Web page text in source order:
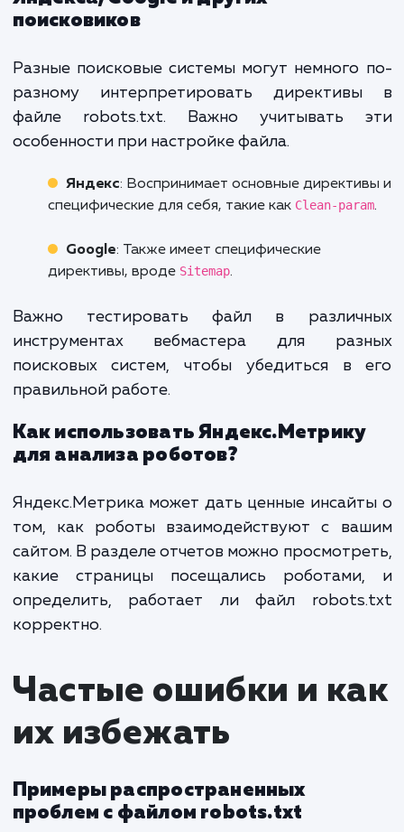
Синтаксические ошибки
неправильному чтению файла роботами.
Блокировка важного контента: Если
случайно заблокировать важные страницы,
может негативно сказаться на
регулярный контроль файла может
избежать этих ошибок.
Советы по
оптимизации для
разных поисковых
систем
Различия в работе с файлом для
Яндекса, Google и других
поисковиков
разному интерпретировать
файле robots.txt. Важно учитывать
особенности при настройке файла.
Яндекс: Воспринимает основные
специфические для себя, такие как